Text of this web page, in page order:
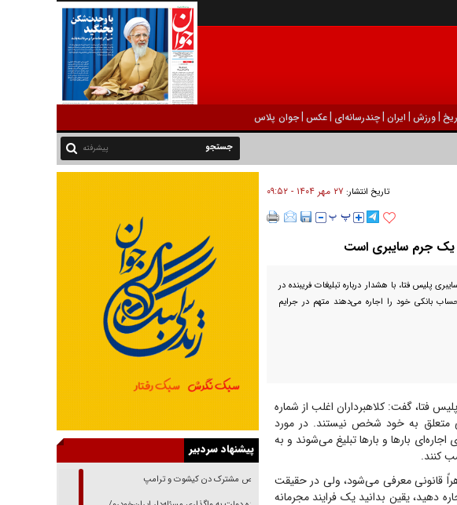
|ورزش | ايران |چندرسانه‌ای |عکس |جوان پلاس
پیشرفته
تاریخ انتشار: ۲۷ مهر ۱۴۰۴ - ۰۹:۵۲
یک جرم سایبری است
پلیس فتا، با هشدار درباره تبلیغات فریبنده در
بانکی خود را اجاره می‌دهند متهم در جرایم
فتا، گفت: کلاهبرداران اغلب از شماره
متعلق به خود شخص نیستند. در مورد
بارها و بارها تبلیغ می‌شوند و به
قانونی معرفی می‌شود، ولی در حقیقت
دهید، یقین بدانید یک فرایند مجرمانه
پیشنهاد سردبیر
رقص مشترک دن کیشوت و ترامپ